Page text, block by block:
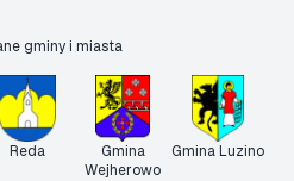
gminy i miasta
Reda
Gmina
Wejherowo
Gmina Luzino